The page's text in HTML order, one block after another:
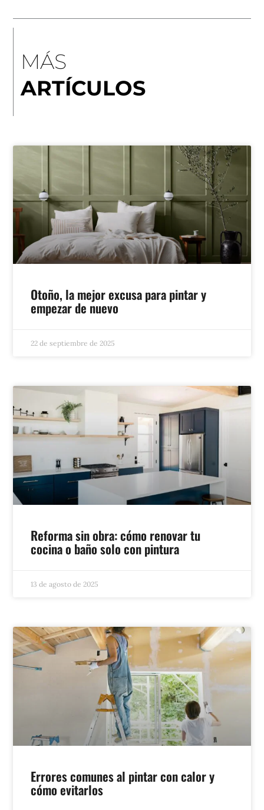
MÁS
ARTÍCULOS
Otoño, la mejor excusa para pintar y
empezar de nuevo
22 de septiembre de 2025
Reforma sin obra: cómo renovar tu
cocina o baño solo con pintura
13 de agosto de 2025
Errores comunes al pintar con calor y
cómo evitarlos